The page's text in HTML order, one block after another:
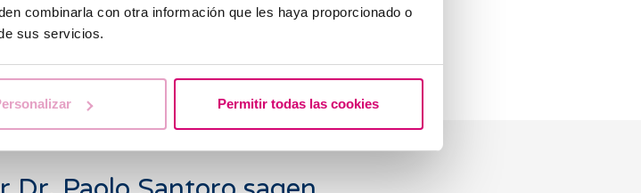
combinarla con otra información que les haya proporcionado o
sus servicios.
Permitir todas las cookies
anspornt, mich als Arzt und als Mensch
weiterzuentwickeln.